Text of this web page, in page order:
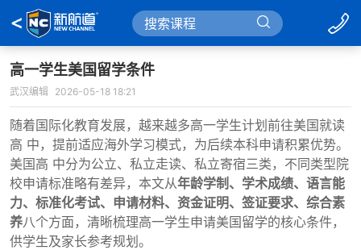
高一学生美国留学条件
武汉编辑 2026-05-18 18:21
随着国际化教育发展，越来越多高一学生计划前往美国就读
高 中，提前适应海外学习模式，为后续本科申请积累优势。
美国高 中分为公立、私立走读、私立寄宿三类，不同类型院
校申请标准略有差异，本文从年龄学制、学术成绩、语言能
力、标准化考试、申请材料、资金证明、签证要求、综合素
养八个方面，清晰梳理高一学生申请美国留学的核心条件，
供学生及家长参考规划。